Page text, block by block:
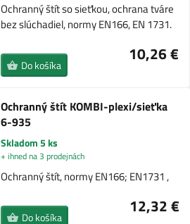
Ochranný štít so sieťkou, ochrana tváre
bez slúchadiel, normy EN166, EN 1731.
10,26 €
Do košíka
Ochranný štít KOMBI-plexi/sieťka
6-935
Skladom 5 ks
+ ihned na 3 prodejnách
Ochranný štít, normy EN166; EN1731 ,
12,32 €
Do košíka